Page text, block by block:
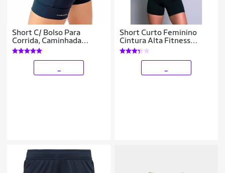
Short C/ Bolso Para
Corrida, Caminhada
Academia Feminino
Compresão Running all
Short Curto Feminino
Cintura Alta Fitness
Academia Mvb Modas